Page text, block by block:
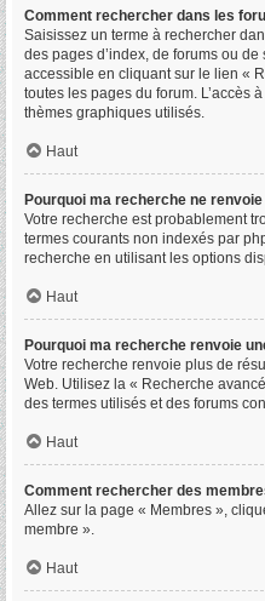
Comment rechercher dans les
Saisissez un terme à rechercher
des pages d’index, de forums ou
accessible en cliquant sur le lien «
toutes les pages du forum. L’accès
thèmes graphiques utilisés.
Haut
Pourquoi ma recherche ne
Votre recherche est probablement
termes courants non indexés par
recherche en utilisant les options
Haut
Pourquoi ma recherche renvoie
Votre recherche renvoie plus de
Web. Utilisez la « Recherche
des termes utilisés et des forums
Haut
Comment rechercher des
Allez sur la page « Membres »,
membre ».
Haut